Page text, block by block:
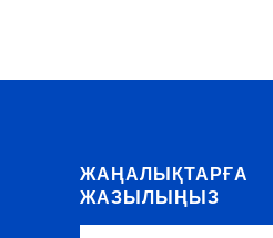
ЖАҢАЛЫҚТАРҒА
ЖАЗЫЛЫҢЫЗ